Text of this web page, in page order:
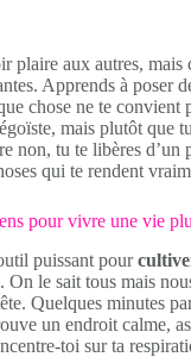
plaire aux autres, mais
Apprends à poser
chose ne te convient
mais plutôt que
non, tu te libères d’un
qui te rendent
pour vivre une vie
puissant pour
. On le sait tous mais
Quelques minutes
un endroit calme,
toi sur ta